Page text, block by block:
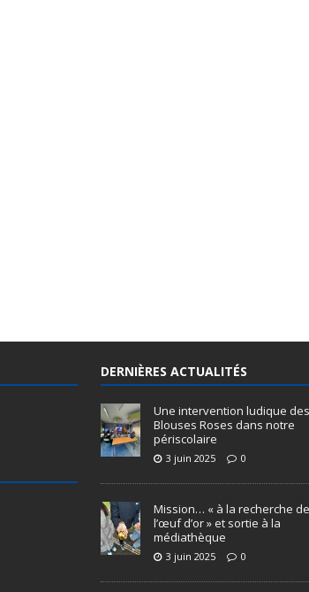
DERNIÈRES ACTUALITÉS
Une intervention ludique des
Blouses Roses dans notre
périscolaire
3 juin 2025 0
Mission… « à la recherche de
l’œuf d’or » et sortie à la
médiathèque
3 juin 2025 0